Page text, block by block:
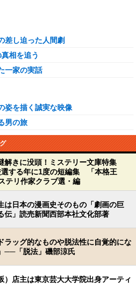
差し迫った人間劇
相を追う
一家の実話
姿を描く誠実な映像
男の旅
解きに没頭！ミステリー文庫特集
選する年に1度の短編集 「本格王
テリ作家クラブ選・編
は日本の漫画史そのもの「劇画の巨
」読売新聞西部本社文化部著
ラッグ的なものや脱法性に自覚的にな
──「脱法」磯部涼氏
）店主は東京芸大大学院出身アーティ